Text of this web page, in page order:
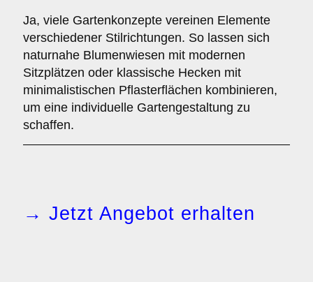
Ja, viele Gartenkonzepte vereinen Elemente
verschiedener Stilrichtungen. So lassen sich
naturnahe Blumenwiesen mit modernen
Sitzplätzen oder klassische Hecken mit
minimalistischen Pflasterflächen kombinieren,
um eine individuelle Gartengestaltung zu
schaffen.
→ Jetzt Angebot erhalten